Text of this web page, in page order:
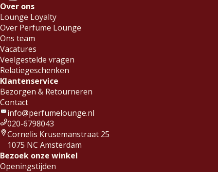
Over ons
Lounge Loyalty
Over Perfume Lounge
Ons team
Vacatures
Veelgestelde vragen
Relatiegeschenken
Klantenservice
Bezorgen & Retourneren
Contact
info@perfumelounge.nl
020-6798043
Cornelis Krusemanstraat 25
1075 NC Amsterdam
Bezoek onze winkel
Openingstijden